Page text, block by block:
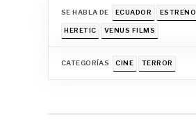
SE HABLA DE ECUADOR ESTRENO
HERETIC VENUS FILMS
CATEGORÍAS CINE TERROR